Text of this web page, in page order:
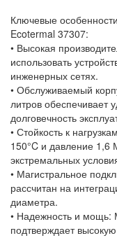
Ключевые
Ecotermal 37307:
• Высокая
использовать
инженерных сетях.
• Обслуживаемый
литров обеспечивает
долговечность
• Стойкость к
150°C и давление 1,6
экстремальных
• Магистральное
рассчитан на
диаметра.
• Надежность и мощь:
подтверждает